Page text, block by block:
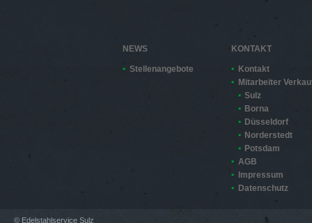
NEWS
Stellenangebote
KONTAKT
Kontakt
Mitarbeiter
Sulz
Borna
Düsseldorf
Norderstedt
Potsdam
AGB
Impressum
Datenschutz
© Edelstahlservice Sulz